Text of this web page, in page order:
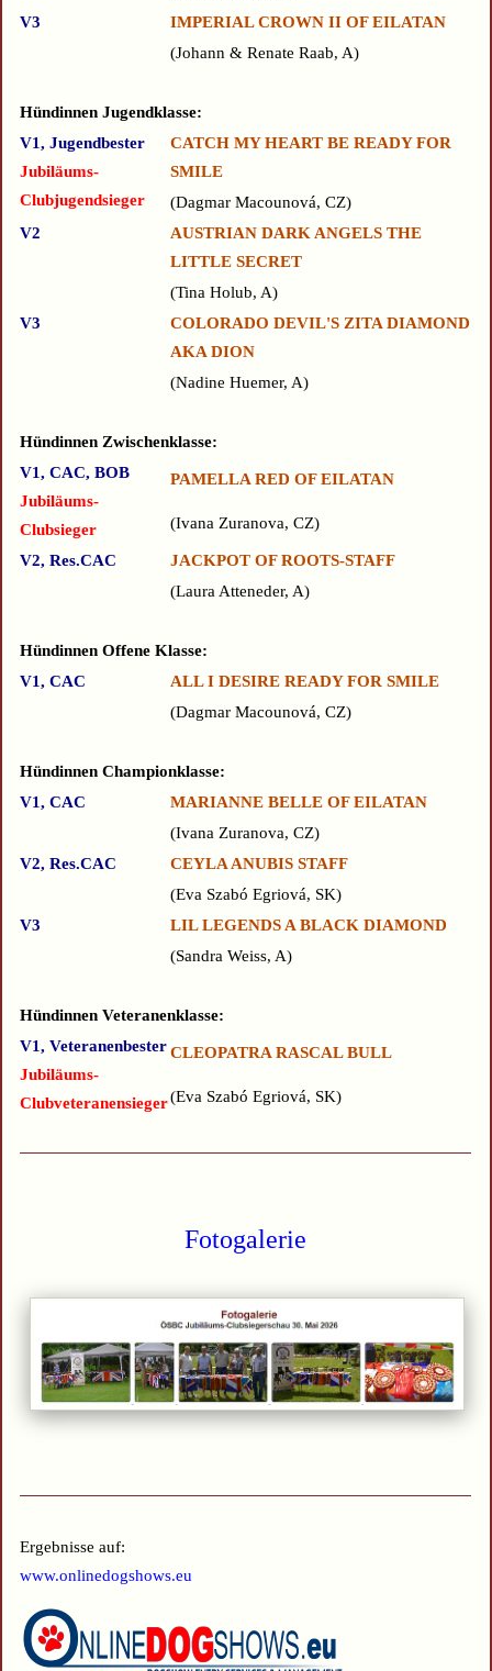
V3
IMPERIAL CROWN II OF EILATAN
Johann & Renate Raab, A
Hündinnen Jugendklasse:
V1, Jugendbester
Jubiläums-
Clubjugendsieger
CATCH MY HEART BE READY FOR
SMILE
Dagmar Macounová, CZ
V2
AUSTRIAN DARK ANGELS THE
LITTLE SECRET
Tina Holub, A
V3
COLORADO DEVIL'S ZITA DIAMOND
AKA DION
Nadine Huemer, A
Hündinnen Zwischenklasse:
V1, CAC, BOB
Jubiläums-
Clubsieger
PAMELLA RED OF EILATAN
Ivana Zuranova, CZ
V2, Res.CAC
JACKPOT OF ROOTS-STAFF
Laura Atteneder, A
Hündinnen Offene Klasse:
V1, CAC
ALL I DESIRE READY FOR SMILE
Dagmar Macounová, CZ
Hündinnen Championklasse:
V1, CAC
MARIANNE BELLE OF EILATAN
Ivana Zuranova, CZ
V2, Res.CAC
CEYLA ANUBIS STAFF
Eva Szabó Egriová, SK
V3
LIL LEGENDS A BLACK DIAMOND
Sandra Weiss, A
Hündinnen Veteranenklasse:
V1, Veteranenbester
Jubiläums-
Clubveteranensieger
CLEOPATRA RASCAL BULL
Eva Szabó Egriová, SK
Fotogalerie
Ergebnisse auf:
www.onlinedogshows.eu